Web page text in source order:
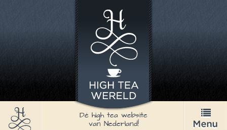
Dé high tea website
van Nederland!